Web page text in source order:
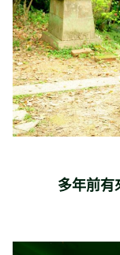
多年前